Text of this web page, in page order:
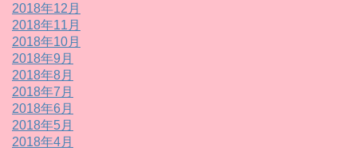
2018年12月
2018年11月
2018年10月
2018年9月
2018年8月
2018年7月
2018年6月
2018年5月
2018年4月